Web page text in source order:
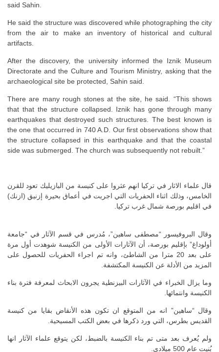
said Sahin.
He said the structure was discovered while photographing the city
from the air to make an inventory of historical and cultural
artifacts.
After the discovery, the university informed the Iznik Museum
Directorate and the Culture and Tourism Ministry, asking that the
archaeological site be protected, Sahin said.
There are many rough stones at the site, he said. “This shows
that that the structure collapsed. Iznik has gone through many
earthquakes that destroyed such structures. The best known is
the one that occurred in 740 A.D. Our first observations show that
the structure collapsed in this earthquake and that the coastal
side was submerged. The church was subsequently not rebuilt.”
قال علماء الاثار في تركيا انهم عثروا على كنيسة من البازيليك تعود للقرن
الخامس، وذلك اثناء الحفريات التي اجريت في أعماق بحيرة إزنيق (ازنك)
في اقليم بورصة شمال غرب تركيا.
وقال البروفيسور “مصطفى ساهين”، مُدرس في قسم الآثار في “جامعة
أولوداغ” بإقليم بورصة، أن الآثارات الأولى من الكنيسة شوهدت أول مرة
على بعد 20 مترا من الشاطئ، وانه تم اجراء الحفريات للحصول على
المزيد من الأدلة عن الكنيسة المكتشفة.
وما يزال الخبراء في الآثارات البيزنطية يجرون الابحاث لمعرفة فترة بناء
الكنيسة وانتمائها.
وقال “ساهين” انه من المتوقع ان تكون هذه الأنقاض بقايا من كنيسة
القديس بطرس، التي ورد ذكرها في بعض الكتب المسيحية.
ولم يُعرف بعد متى تم بناء الكنيسة بالضبط، لكن يتوقع علماء الآثار انها
بُنيت عام 500 ميلادي.